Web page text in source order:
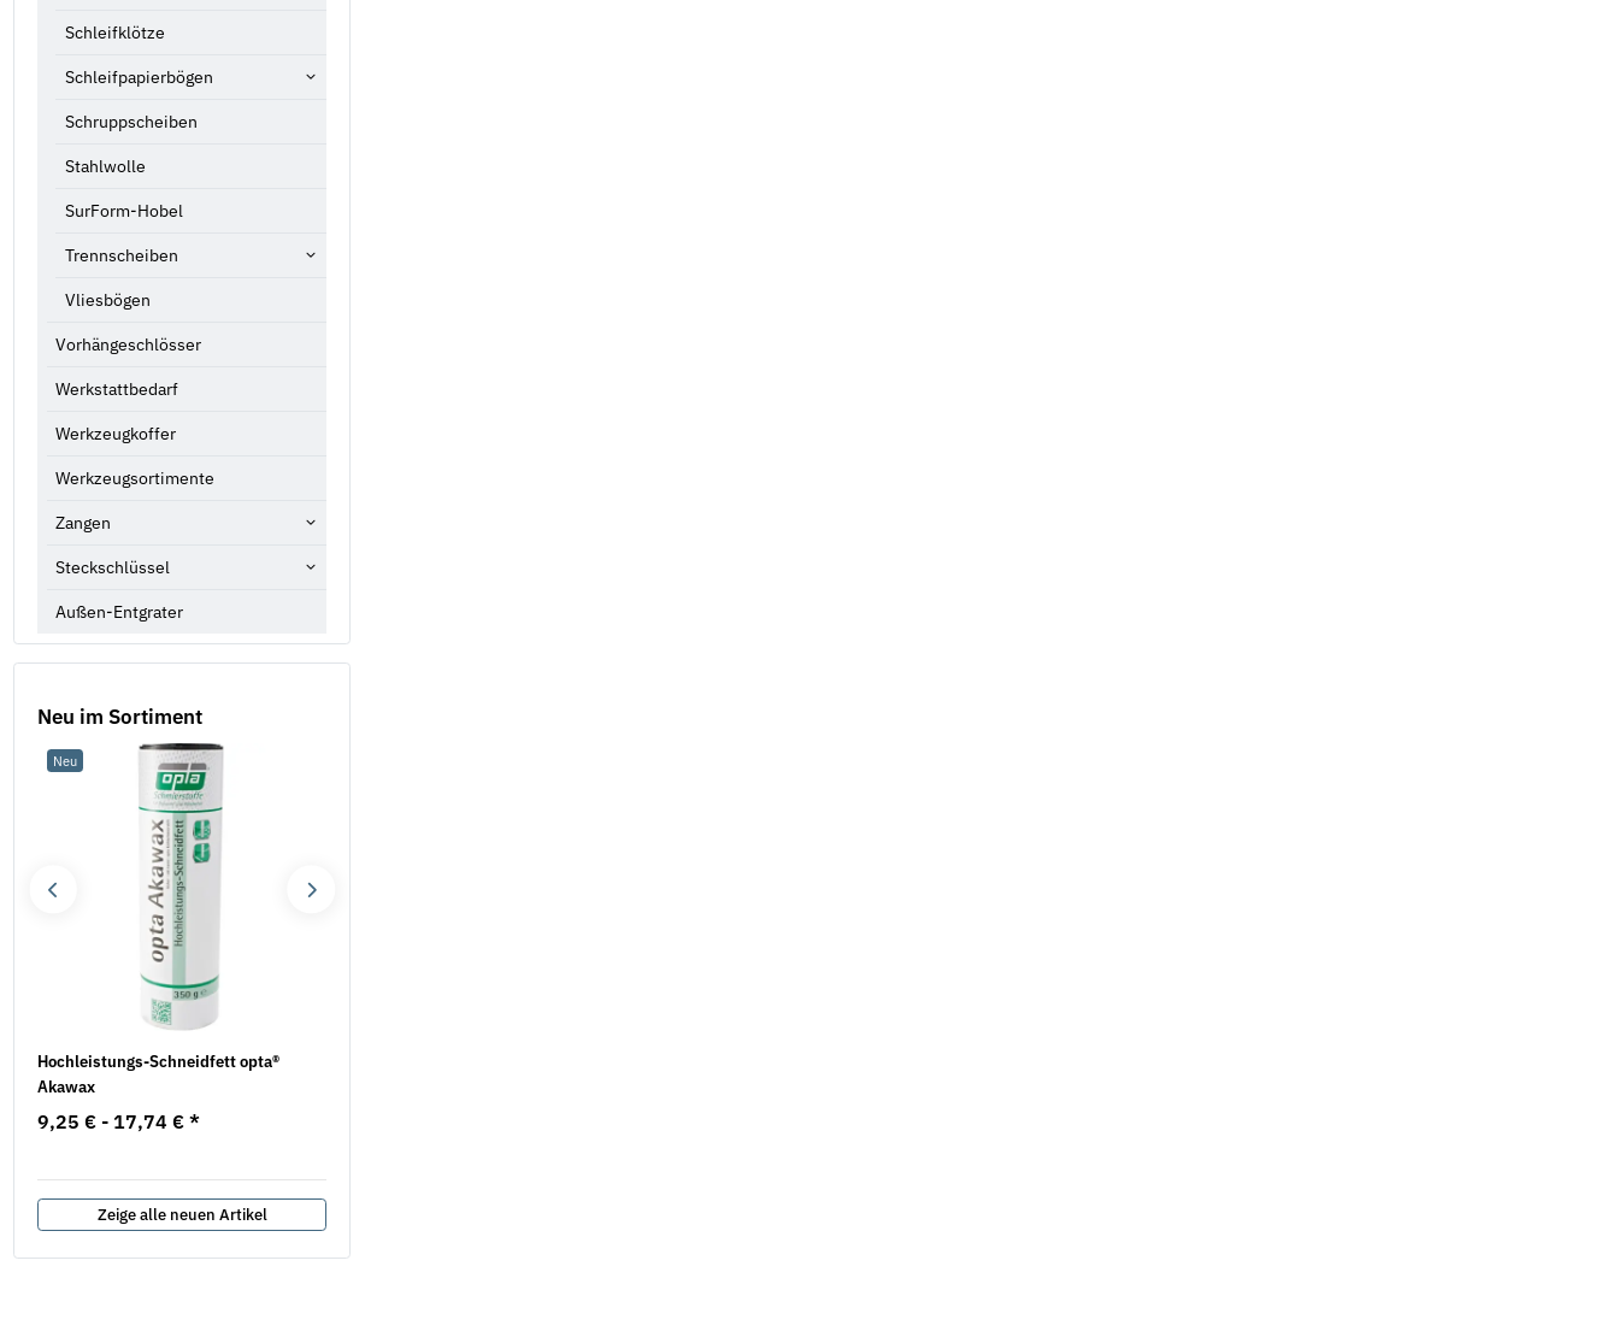
Schleifklötze
Schleifpapierbögen
Schruppscheiben
Stahlwolle
SurForm-Hobel
Trennscheiben
Vliesbögen
Vorhängeschlösser
Werkstattbedarf
Werkzeugkoffer
Werkzeugsortimente
Zangen
Steckschlüssel
Außen-Entgrater
Neu im Sortiment
Neu
Hochleistungs-Schneidfett opta®
Akawax
9,25 € - 17,74 € *
Zeige alle neuen Artikel